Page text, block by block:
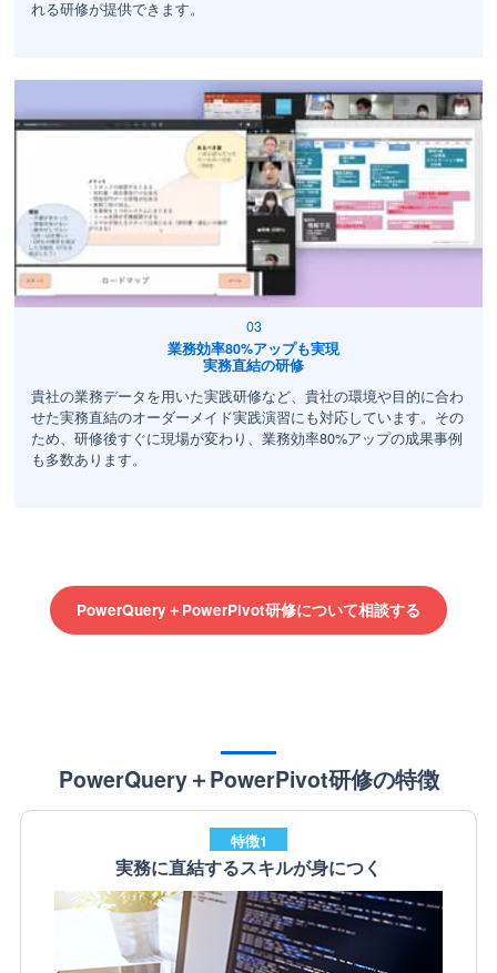
れる研修が提供できます。
業務効率80%アップも実現
実務直結の研修
貴社の業務データを用いた実践研修など、貴社の環境や目的に合わ
せた実務直結のオーダーメイド実践演習にも対応しています。その
ため、研修後すぐに現場が変わり、業務効率80%アップの成果事例
も多数あります。
PowerQuery＋PowerPivot研修について相談する
PowerQuery＋PowerPivot研修の特徴
特徴1
実務に直結するスキルが身につく